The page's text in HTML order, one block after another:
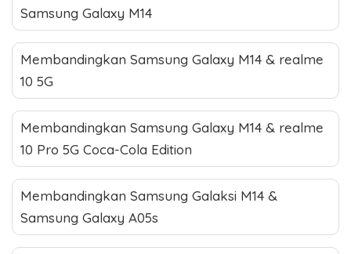
Samsung Galaxy M14
Membandingkan Samsung Galaxy M14 & realme
10 5G
Membandingkan Samsung Galaxy M14 & realme
10 Pro 5G Coca-Cola Edition
Membandingkan Samsung Galaksi M14 &
Samsung Galaxy A05s